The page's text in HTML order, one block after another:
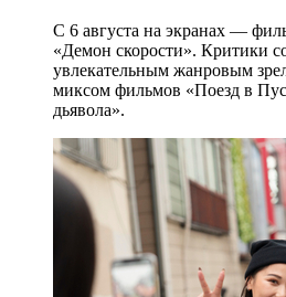
С 6 августа на экранах —
«Демон скорости». Критики
увлекательным жанровым
миксом фильмов «Поезд в
дьявола».